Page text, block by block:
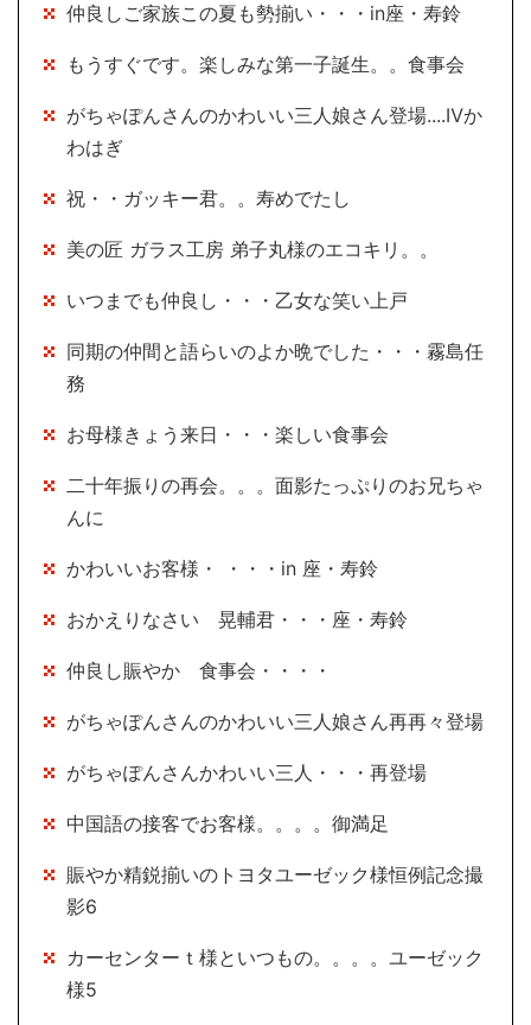
仲良しご家族この夏も勢揃い・・・in座・寿鈴
もうすぐです。楽しみな第一子誕生。。食事会
がちゃぽんさんのかわいい三人娘さん登場....Ⅳか
わはぎ
祝・・ガッキー君。。寿めでたし
美の匠 ガラス工房 弟子丸様のエコキリ。。
いつまでも仲良し・・・乙女な笑い上戸
同期の仲間と語らいのよか晩でした・・・霧島任
務
お母様きょう来日・・・楽しい食事会
二十年振りの再会。。。面影たっぷりのお兄ちゃ
んに
かわいいお客様・ ・・・in 座・寿鈴
おかえりなさい 晃輔君・・・座・寿鈴
仲良し賑やか 食事会・・・・
がちゃぽんさんのかわいい三人娘さん再再々登場
がちゃぽんさんかわいい三人・・・再登場
中国語の接客でお客様。。。。御満足
賑やか精鋭揃いのトヨタユーゼック様恒例記念撮
影6
カーセンターｔ様といつもの。。。。ユーゼック
様5